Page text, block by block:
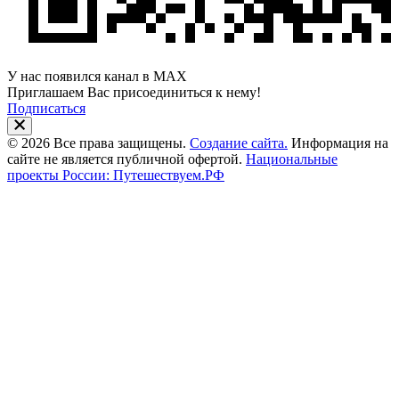
У нас появился канал в MAX
Приглашаем Вас присоединиться к нему!
Подписаться
© 2026 Все права защищены. Создание сайта. Информация на
сайте не является публичной офертой. Национальные
проекты России: Путешествуем.РФ